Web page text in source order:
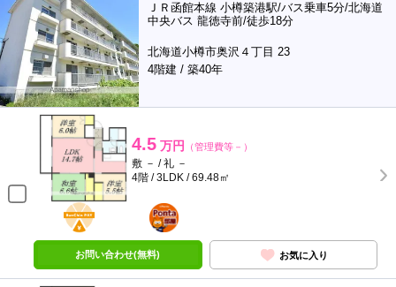
ＪＲ函館本線 小樽築港駅/バス乗車5分/北海道
中央バス 龍徳寺前/徒歩18分
北海道小樽市奥沢４丁目 23
4階建 / 築40年
4.5 万円 （管理費等－）
敷 － / 礼 －
4階 / 3LDK / 69.48㎡
BunChinPAY
ポンタ
部屋
お問い合わせ(無料) お気に入り